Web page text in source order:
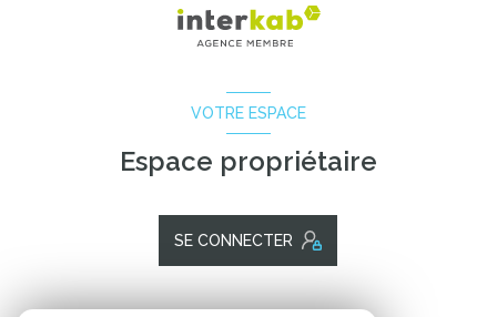
VOTRE ESPACE
Espace propriétaire
SE CONNECTER